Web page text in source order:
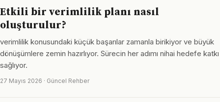
Etkili bir verimlilik planı nasıl
oluşturulur?
verimlilik konusundaki küçük başarılar zamanla birikiyor ve büyük
dönüşümlere zemin hazırlıyor. Sürecin her adımı nihai hedefe katkı
sağlıyor.
27 Mayıs 2026 · Güncel Rehber